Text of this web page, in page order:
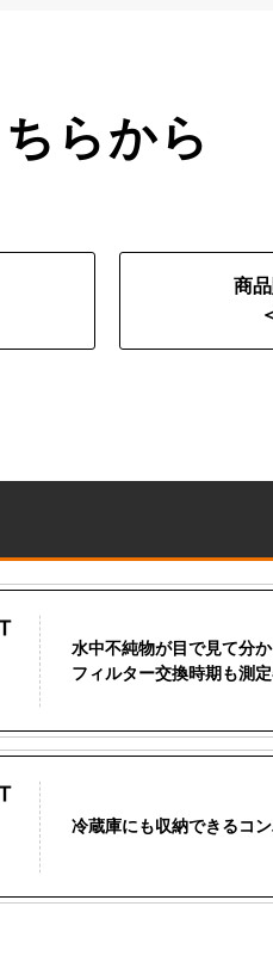
らから
商
水中不純物が目で見て分
フィルター交換時期も測
冷蔵庫にも収納できるコ